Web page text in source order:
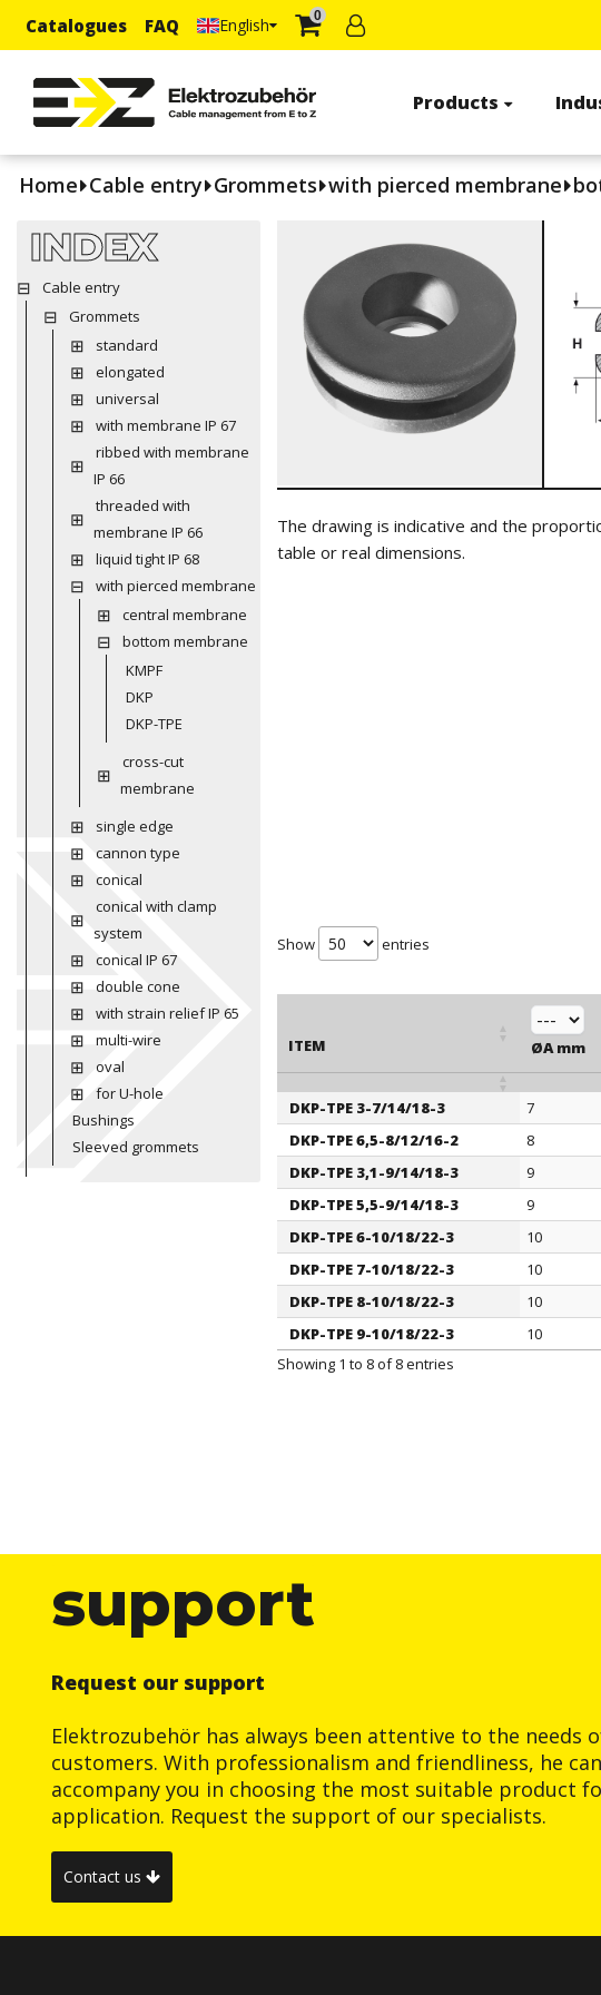
Catalogues FAQ English 0
Products
Home Cable entry Grommets with pierced membrane
INDEX
Cable entry
Grommets
standard
elongated
universal
with membrane IP 67
ribbed with membrane
IP 66
threaded with
membrane IP 66
liquid tight IP 68
with pierced membrane
central membrane
bottom membrane
KMPF
DKP
DKP-TPE
cross-cut
membrane
single edge
cannon type
conical
conical with clamp
system
conical IP 67
double cone
with strain relief IP 65
multi-wire
oval
for U-hole
Bushings
Sleeved grommets
The drawing is indicative and the
table or real dimensions.
Show entries
ITEM ØA mm
ITEM
ØA mm
DKP-TPE 3-7/14/18-3 7
DKP-TPE 6,5-8/12/16-2
8
DKP-TPE 3,1-9/14/18-3
9
DKP-TPE 5,5-9/14/18-3
9
DKP-TPE 6-10/18/22-3
10
DKP-TPE 7-10/18/22-3
10
DKP-TPE 8-10/18/22-3
10
DKP-TPE 9-10/18/22-3
10
Showing 1 to 8 of 8 entries
support
Request our support
Elektrozubehör has always been attentive to the needs
customers. With professionalism and friendliness, he can
accompany you in choosing the most suitable product
application. Request the support of our specialists.
Contact us